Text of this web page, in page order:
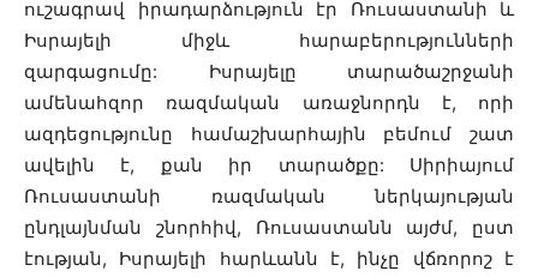
ուշագրավ իրադարձություն էր Ռուսաստանի և
Իսրայելի միջև հարաբերությունների
զարգացումը: Իսրայելը տարածաշրջանի
ամենահզոր ռազմական առաջնորդն է, որի
ազդեցությունը համաշխարհային բեմում շատ
ավելին է, քան իր տարածքը: Սիրիայում
Ռուսաստանի ռազմական ներկայության
ընդլայնման շնորհիվ, Ռուսաստանն այժմ, ըստ
էության, Իսրայելի հարևանն է, ինչը վճռորոշ է